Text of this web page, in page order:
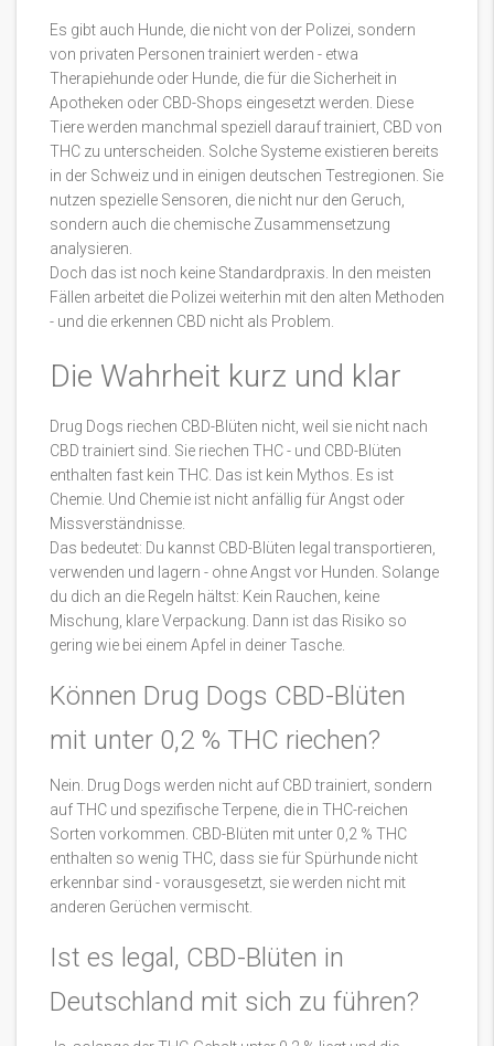
Es gibt auch Hunde, die nicht von der Polizei, sondern
von privaten Personen trainiert werden - etwa
Therapiehunde oder Hunde, die für die Sicherheit in
Apotheken oder CBD-Shops eingesetzt werden. Diese
Tiere werden manchmal speziell darauf trainiert, CBD von
THC zu unterscheiden. Solche Systeme existieren bereits
in der Schweiz und in einigen deutschen Testregionen. Sie
nutzen spezielle Sensoren, die nicht nur den Geruch,
sondern auch die chemische Zusammensetzung
analysieren.
Doch das ist noch keine Standardpraxis. In den meisten
Fällen arbeitet die Polizei weiterhin mit den alten Methoden
- und die erkennen CBD nicht als Problem.
Die Wahrheit kurz und klar
Drug Dogs riechen CBD-Blüten nicht, weil sie nicht nach
CBD trainiert sind. Sie riechen THC - und CBD-Blüten
enthalten fast kein THC. Das ist kein Mythos. Es ist
Chemie. Und Chemie ist nicht anfällig für Angst oder
Missverständnisse.
Das bedeutet: Du kannst CBD-Blüten legal transportieren,
verwenden und lagern - ohne Angst vor Hunden. Solange
du dich an die Regeln hältst: Kein Rauchen, keine
Mischung, klare Verpackung. Dann ist das Risiko so
gering wie bei einem Apfel in deiner Tasche.
Können Drug Dogs CBD-Blüten
mit unter 0,2 % THC riechen?
Nein. Drug Dogs werden nicht auf CBD trainiert, sondern
auf THC und spezifische Terpene, die in THC-reichen
Sorten vorkommen. CBD-Blüten mit unter 0,2 % THC
enthalten so wenig THC, dass sie für Spürhunde nicht
erkennbar sind - vorausgesetzt, sie werden nicht mit
anderen Gerüchen vermischt.
Ist es legal, CBD-Blüten in
Deutschland mit sich zu führen?